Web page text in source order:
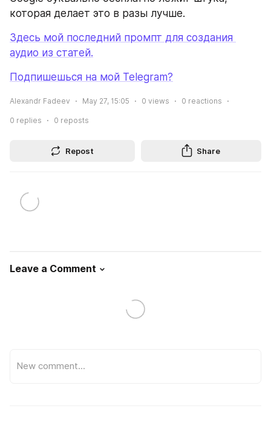
которая делает это в разы лучше.
Здесь мой последний промпт для создания
аудио из статей.
Подпишешься на мой Telegram?
Alexandr Fadeev May 27, 15:05 0 views 0 reactions
0 replies 0 reposts
Repost Share
Leave a Comment